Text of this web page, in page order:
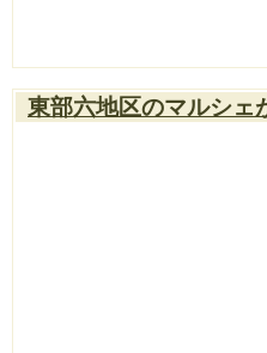
東部六地区のマルシェ